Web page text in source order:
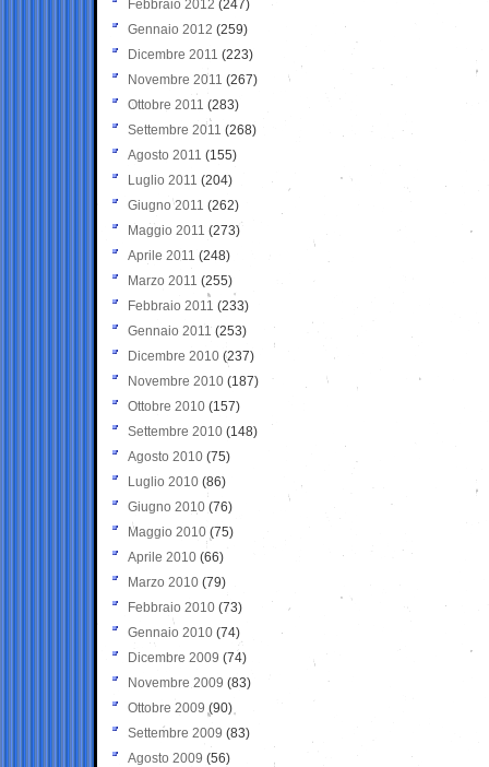
Febbraio 2012 (247)
Gennaio 2012 (259)
Dicembre 2011 (223)
Novembre 2011 (267)
Ottobre 2011 (283)
Settembre 2011 (268)
Agosto 2011 (155)
Luglio 2011 (204)
Giugno 2011 (262)
Maggio 2011 (273)
Aprile 2011 (248)
Marzo 2011 (255)
Febbraio 2011 (233)
Gennaio 2011 (253)
Dicembre 2010 (237)
Novembre 2010 (187)
Ottobre 2010 (157)
Settembre 2010 (148)
Agosto 2010 (75)
Luglio 2010 (86)
Giugno 2010 (76)
Maggio 2010 (75)
Aprile 2010 (66)
Marzo 2010 (79)
Febbraio 2010 (73)
Gennaio 2010 (74)
Dicembre 2009 (74)
Novembre 2009 (83)
Ottobre 2009 (90)
Settembre 2009 (83)
Agosto 2009 (56)